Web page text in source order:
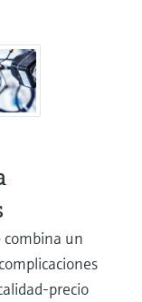
combina un